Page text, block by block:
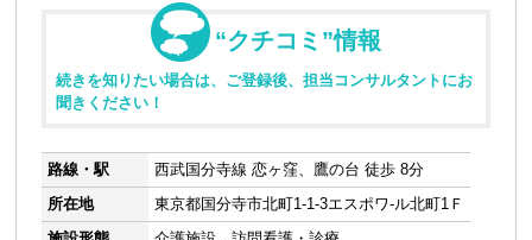
“クチコミ”情報
続きを知りたい場合は、ご登録後、担当コンサルタントにお
聞きください！
路線・駅
西武国分寺線 恋ヶ窪、鷹の台 徒歩 8分
所在地
東京都国分寺市北町1-1-3エスポワ-ル北町1Ｆ